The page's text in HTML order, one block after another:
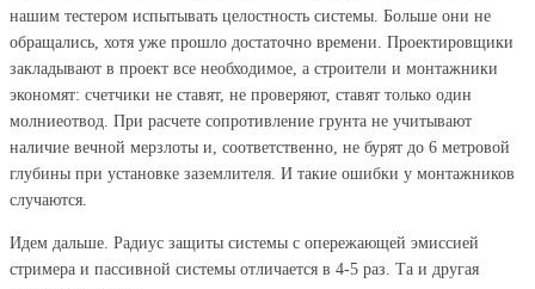
нашим тестером испытывать целостность системы. Больше они не
обращались, хотя уже прошло достаточно времени. Проектировщики
закладывают в проект все необходимое, а строители и монтажники
экономят: счетчики не ставят, не проверяют, ставят только один
молниеотвод. При расчете сопротивление грунта не учитывают
наличие вечной мерзлоты и, соответственно, не бурят до 6 метровой
глубины при установке заземлителя. И такие ошибки у монтажников
случаются.
Идем дальше. Радиус защиты системы с опережающей эмиссией
стримера и пассивной системы отличается в 4-5 раз. Та и другая